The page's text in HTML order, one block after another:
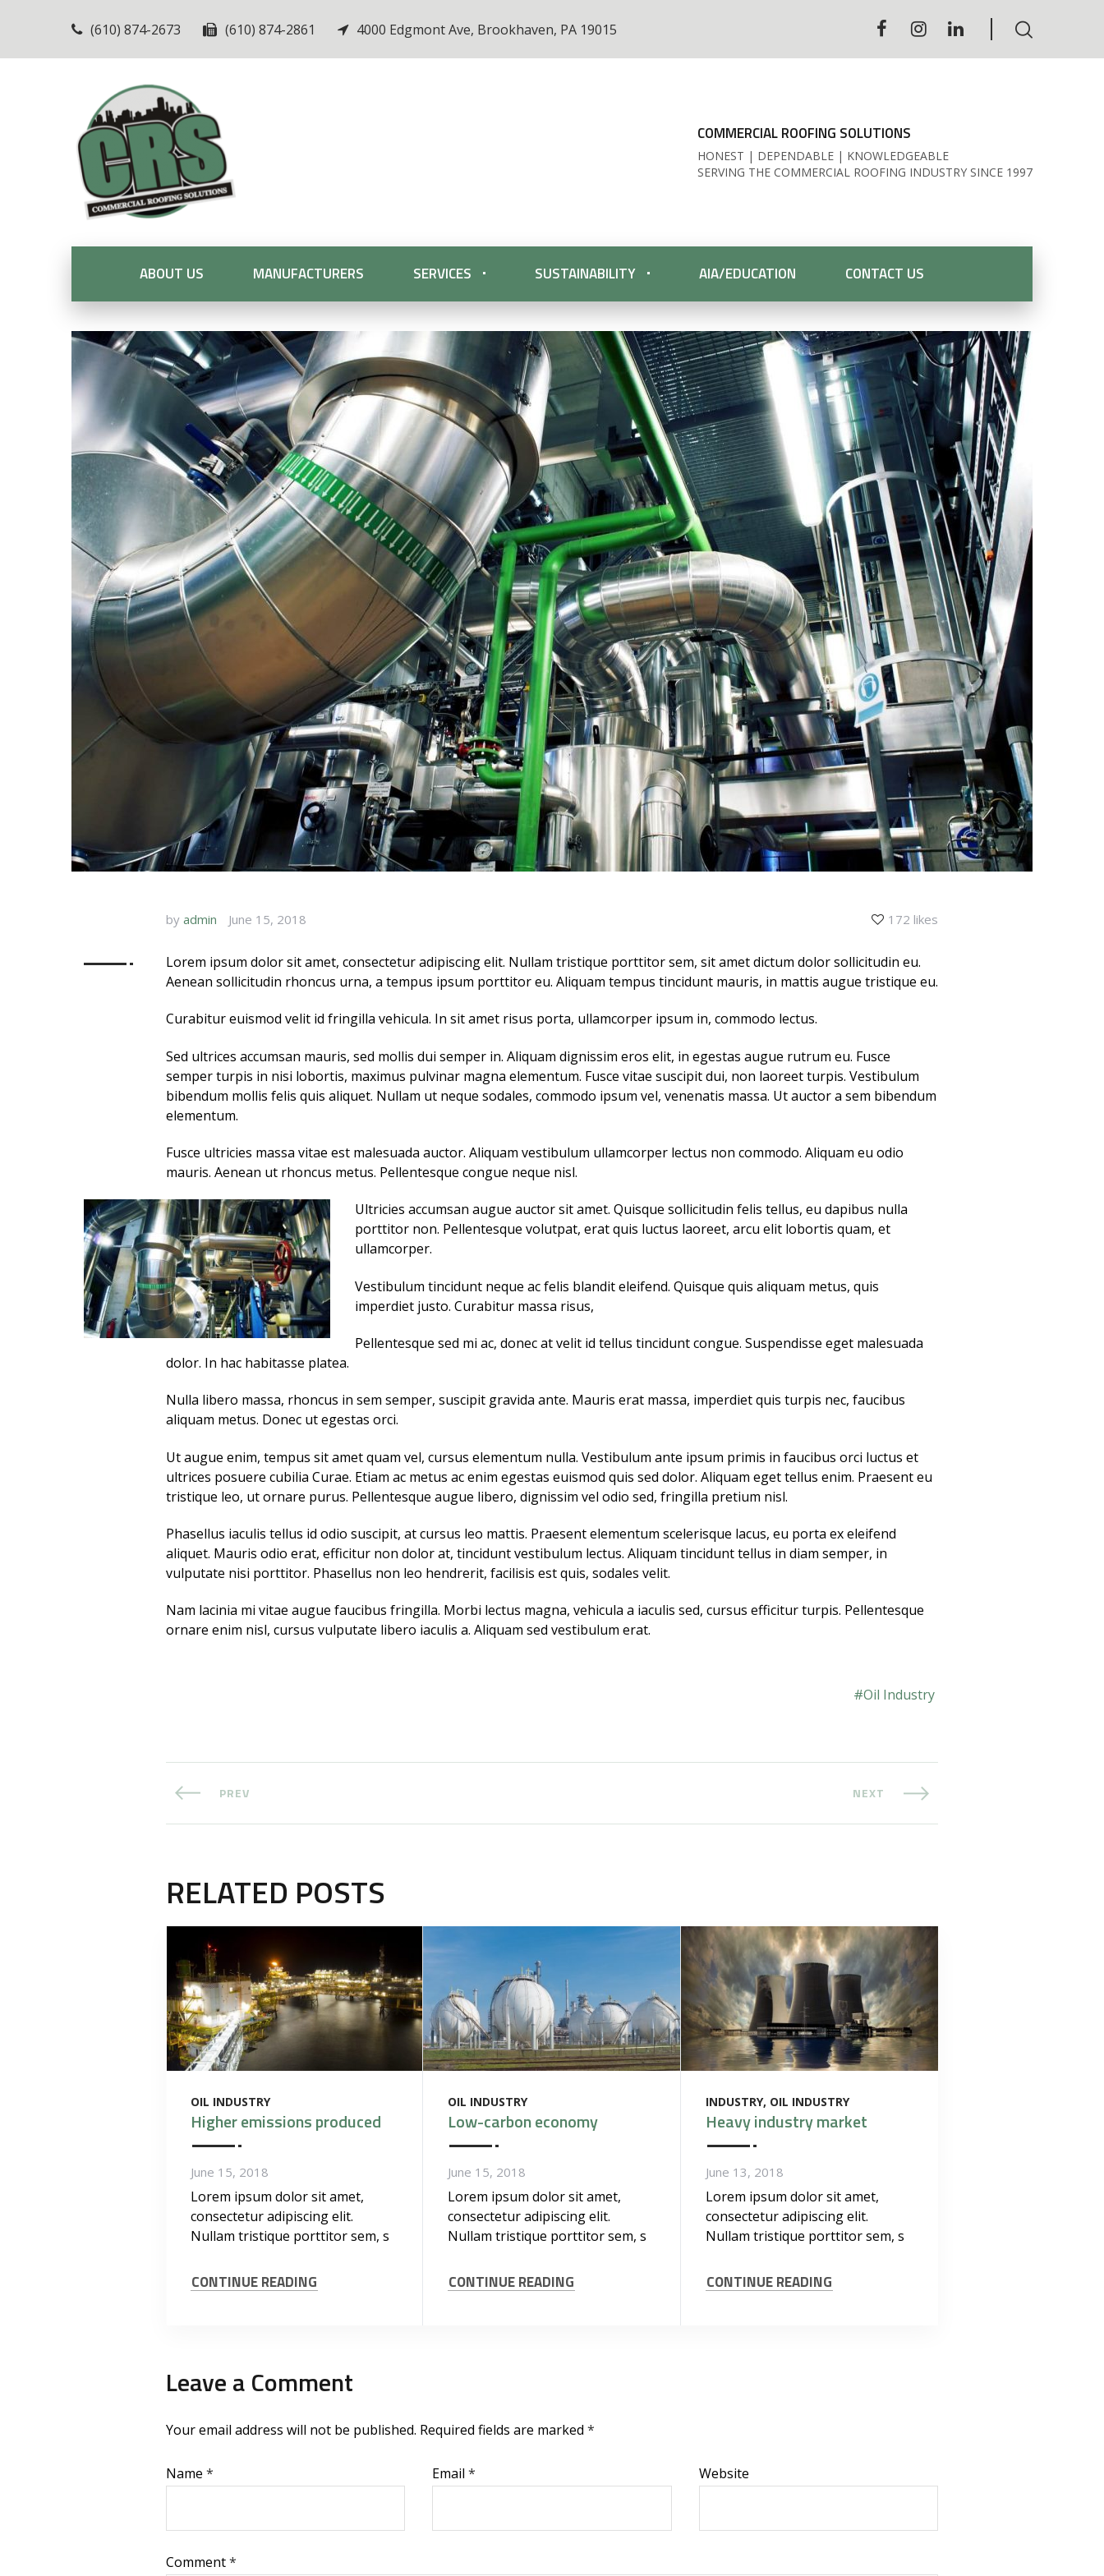
(610) 874-2673 (610) 874-2861 4000 Edgmont Ave, Brookhaven, PA 19015
COMMERCIAL ROOFING SOLUTIONS
HONEST | DEPENDABLE | KNOWLEDGEABLE
SERVING THE COMMERCIAL ROOFING INDUSTRY SINCE 1997
ABOUT US MANUFACTURERS SERVICES SUSTAINABILITY AIA/EDUCATION CONTACT US
by admin June 15, 2018 172 likes
Lorem ipsum dolor sit amet, consectetur adipiscing elit. Nullam tristique porttitor sem, sit amet dictum dolor sollicitudin eu.
Aenean sollicitudin rhoncus urna, a tempus ipsum porttitor eu. Aliquam tempus tincidunt mauris, in mattis augue tristique eu.
Curabitur euismod velit id fringilla vehicula. In sit amet risus porta, ullamcorper ipsum in, commodo lectus.
Sed ultrices accumsan mauris, sed mollis dui semper in. Aliquam dignissim eros elit, in egestas augue rutrum eu. Fusce
semper turpis in nisi lobortis, maximus pulvinar magna elementum. Fusce vitae suscipit dui, non laoreet turpis. Vestibulum
bibendum mollis felis quis aliquet. Nullam ut neque sodales, commodo ipsum vel, venenatis massa. Ut auctor a sem bibendum
elementum.
Fusce ultricies massa vitae est malesuada auctor. Aliquam vestibulum ullamcorper lectus non commodo. Aliquam eu odio
mauris. Aenean ut rhoncus metus. Pellentesque congue neque nisl.
Ultricies accumsan augue auctor sit amet. Quisque sollicitudin felis tellus, eu dapibus nulla
porttitor non. Pellentesque volutpat, erat quis luctus laoreet, arcu elit lobortis quam, et
ullamcorper.
Vestibulum tincidunt neque ac felis blandit eleifend. Quisque quis aliquam metus, quis
imperdiet justo. Curabitur massa risus,
Pellentesque sed mi ac, donec at velit id tellus tincidunt congue. Suspendisse eget malesuada
dolor. In hac habitasse platea.
Nulla libero massa, rhoncus in sem semper, suscipit gravida ante. Mauris erat massa, imperdiet quis turpis nec, faucibus
aliquam metus. Donec ut egestas orci.
Ut augue enim, tempus sit amet quam vel, cursus elementum nulla. Vestibulum ante ipsum primis in faucibus orci luctus et
ultrices posuere cubilia Curae. Etiam ac metus ac enim egestas euismod quis sed dolor. Aliquam eget tellus enim. Praesent eu
tristique leo, ut ornare purus. Pellentesque augue libero, dignissim vel odio sed, fringilla pretium nisl.
Phasellus iaculis tellus id odio suscipit, at cursus leo mattis. Praesent elementum scelerisque lacus, eu porta ex eleifend
aliquet. Mauris odio erat, efficitur non dolor at, tincidunt vestibulum lectus. Aliquam tincidunt tellus in diam semper, in
vulputate nisi porttitor. Phasellus non leo hendrerit, facilisis est quis, sodales velit.
Nam lacinia mi vitae augue faucibus fringilla. Morbi lectus magna, vehicula a iaculis sed, cursus efficitur turpis. Pellentesque
ornare enim nisl, cursus vulputate libero iaculis a. Aliquam sed vestibulum erat.
Oil Industry
PREV NEXT
RELATED POSTS
OIL INDUSTRY
Higher emissions produced
June 15, 2018
Lorem ipsum dolor sit amet,
consectetur adipiscing elit.
Nullam tristique porttitor sem, s
CONTINUE READING
OIL INDUSTRY
Low-carbon economy
June 15, 2018
Lorem ipsum dolor sit amet,
consectetur adipiscing elit.
Nullam tristique porttitor sem, s
CONTINUE READING
INDUSTRY OIL INDUSTRY
Heavy industry market
June 13, 2018
Lorem ipsum dolor sit amet,
consectetur adipiscing elit.
Nullam tristique porttitor sem, s
CONTINUE READING
Leave a Comment
Your email address will not be published. Required fields are marked *
Name * Email* Website
Comment*